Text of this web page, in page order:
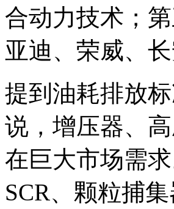
合动力技术；
亚迪、荣威、
提到油耗排放
说，增压器、
在巨大市场需
SCR、颗粒捕